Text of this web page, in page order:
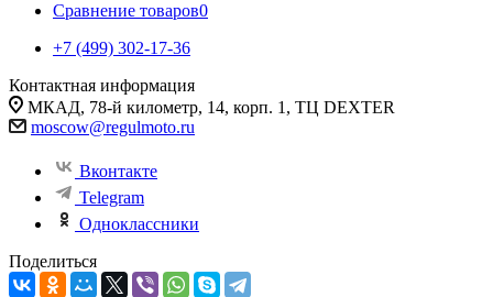
Сравнение товаров0
+7 (499) 302-17-36
Контактная информация
МКАД, 78-й километр, 14, корп. 1, ТЦ DEXTER
moscow@regulmoto.ru
Вконтакте
Telegram
Одноклассники
Поделиться